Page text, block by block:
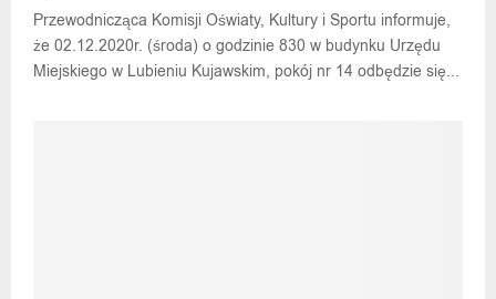
Przewodnicząca Komisji Oświaty, Kultury i Sportu informuje,
że 02.12.2020r. (środa) o godzinie 830 w budynku Urzędu
Miejskiego w Lubieniu Kujawskim, pokój nr 14 odbędzie się...